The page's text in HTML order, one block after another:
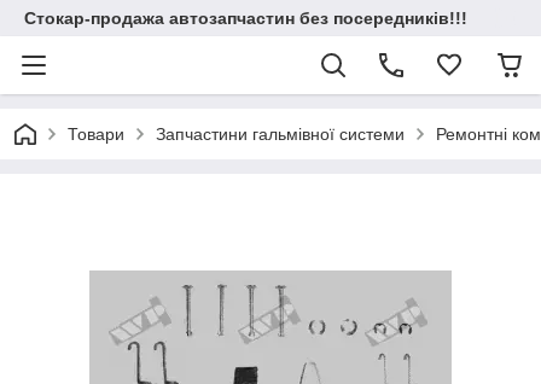
Стокар-продажа автозапчастин без посередників!!!
Товари Запчастини гальмівної системи Ремонтні